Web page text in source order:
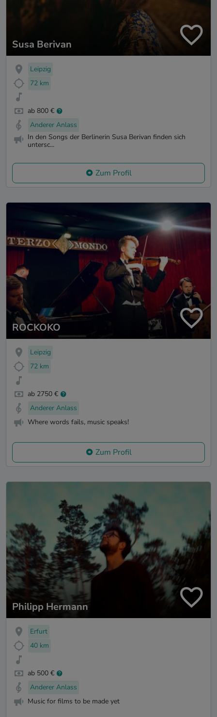
Susa Berivan
Leipzig
72 km
ab 800 €
Anderer Anlass
In den Songs der Berlinerin Susa Berivan finden sich
untersc...
Zum Profil
ROCKOKO
Leipzig
72 km
ab 2750 €
Anderer Anlass
Where words fails, music speaks!
Zum Profil
Philipp Hermann
Erfurt
40 km
ab 500 €
Anderer Anlass
Music for films to be made yet